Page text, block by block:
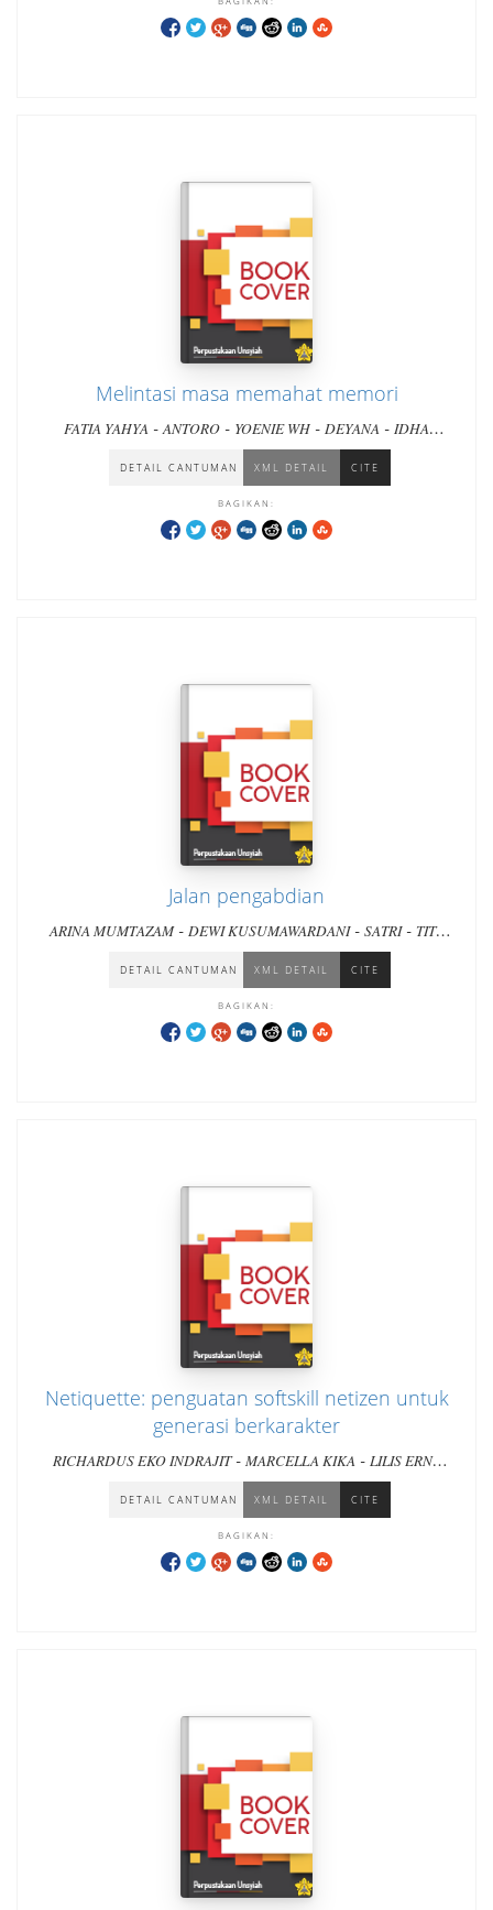
Melintasi masa memahat memori
FATIA YAHYA - ANTORO - YOENIE WH - DEYANA - IDHA
DAN LIMA BELAS PENULIS LAINNYA
DETAIL CANTUMAN XML DETAIL CITE
BAGIKAN:
Jalan pengabdian
ARINA MUMTAZAM- DEWI KUSUMAWARDANI- SATRI- TITY
S. RAMA-DAN DUA PULUH PENULIS
LAINNYA
DETAIL CANTUMAN XML DETAIL CITE
BAGIKAN:
Netiquette: penguatan softskill netizen untuk
generasi berkarakter
RICHARDUS EKO INDRAJIT- MARCELLA KIKA - LILIS ERNA
YULIANTI
DETAIL CANTUMAN XML DETAIL CITE
BAGIKAN: